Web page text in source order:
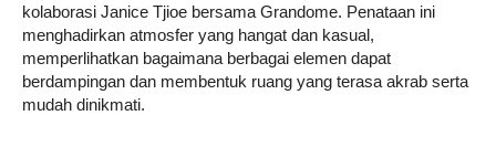
kolaborasi Janice Tjioe bersama Grandome. Penataan ini
menghadirkan atmosfer yang hangat dan kasual,
memperlihatkan bagaimana berbagai elemen dapat
berdampingan dan membentuk ruang yang terasa akrab serta
mudah dinikmati.